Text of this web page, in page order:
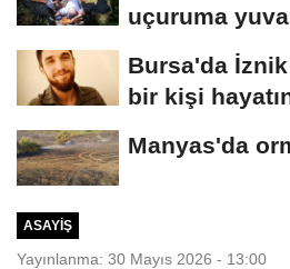
uçuruma
Bursa'da
bir kişi
Manyas'da
ASAYIŞ
Yayınlanma: 30 Mayıs 2026 - 13:00